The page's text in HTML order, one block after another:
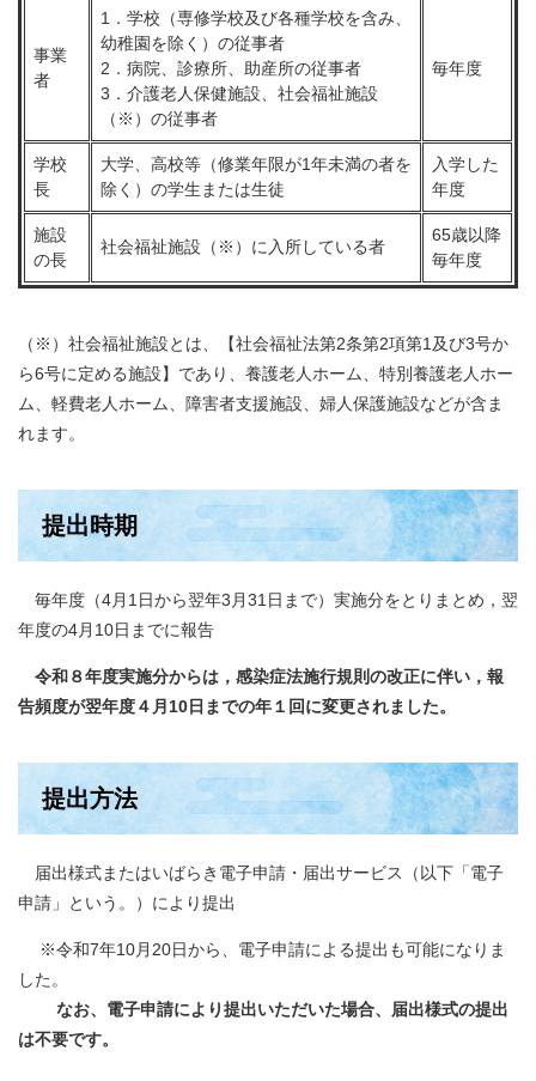
事業
者
1．学校（専修学校及び各種学校を含み、
幼稚園を除く）の従事者
2．病院、診療所、助産所の従事者
3．介護老人保健施設、社会福祉施設
（※）の従事者
毎年度
学校
長
大学、高校等（修業年限が1年未満の者を
除く）の学生または生徒
入学した
年度
施設
の長
社会福祉施設（※）に入所している者
65歳以降
毎年度
（※）社会福祉施設とは、【社会福祉法第2条第2項第1及び3号か
ら6号に定める施設】であり、養護老人ホーム、特別養護老人ホー
ム、軽費老人ホーム、障害者支援施設、婦人保護施設などが含ま
れます。
提出時期
毎年度（4月1日から翌年3月31日まで）実施分をとりまとめ，翌
年度の4月10日までに報告
令和８年度実施分からは，感染症法施行規則の改正に伴い，報
告頻度が翌年度４月10日までの年１回に変更されました。
提出方法
届出様式またはいばらき電子申請・届出サービス（以下「電子
申請」という。）により提出
※令和7年10月20日から、電子申請による提出も可能になりま
した。
なお、電子申請により提出いただいた場合、届出様式の提出
は不要です。